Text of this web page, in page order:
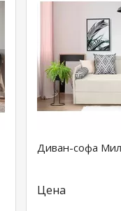
Диван-софа
Цена